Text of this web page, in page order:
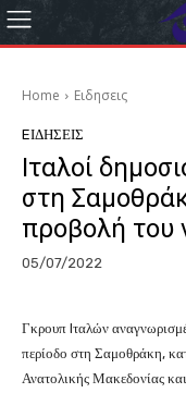
Home Eιδησεις
EΙΔΗΣΕΙΣ
Ιταλοί
στη
προβολή του
05/07/2022
Γκρουπ Iταλών
περίοδο στη Σαμοθράκη,
Ανατολικής Μακεδονίας